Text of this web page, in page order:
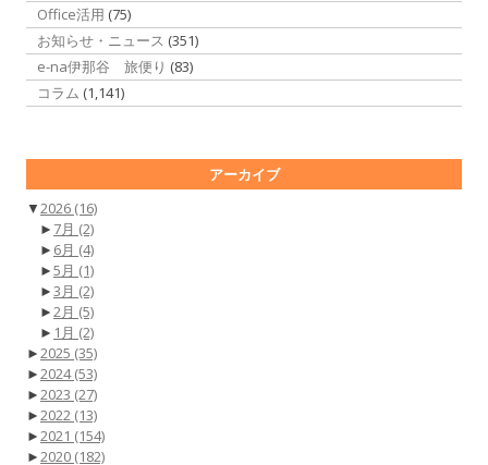
Office活用 (75)
お知らせ・ニュース (351)
e-na伊那谷 旅便り (83)
コラム (1,141)
アーカイブ
▼2026 (16)
► 7月 (2)
► 6月 (4)
►5月 (1)
►3月 (2)
►2月 (5)
► 1月 (2)
►2025 (35)
►2024(53)
►2023 (27)
►2022 (13)
►2021 (154)
►2020 (182)